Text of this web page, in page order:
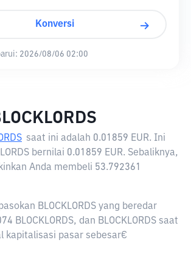
Konversi
2026/08/06 02:00
saat ini adalah 0.01859 EUR. Ini
bernilai 0.01859 EUR. Sebaliknya,
Anda membeli 53.792361
BLOCKLORDS yang beredar
BLOCKLORDS, dan BLOCKLORDS saat
kapitalisasi pasar sebesar€